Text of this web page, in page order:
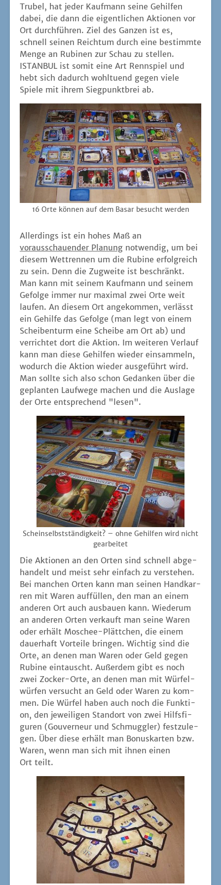
Tru­bel, hat jeder Kauf­mann sei­ne Gehil­fen
dabei, die dann die eigent­li­chen Aktio­nen vor
Ort durch­füh­ren. Ziel des Gan­zen ist es,
schnell sei­nen Reich­tum durch eine bestimm­te
Men­ge an Rubi­nen zur Schau zu stel­len.
ISTANBUL ist somit eine Art Renn­spiel und
hebt sich dadurch wohl­tu­end gegen vie­le
Spie­le mit ihrem Sieg­punkt­brei ab.
16 Orte kön­nen auf dem Basar besucht werden
Aller­dings ist ein hohes Maß an
vor­aus­schau­en­der Pla­nung not­wen­dig, um bei
die­sem Wett­ren­nen um die Rubi­ne erfolg­reich
zu sein. Denn die Zug­wei­te ist beschränkt.
Man kann mit sei­nem Kauf­mann und sei­nem
Gefol­ge immer nur maxi­mal zwei Orte weit
lau­fen. An die­sem Ort ange­kom­men, ver­lässt
ein Gehil­fe das Gefol­ge (man legt von einem
Schei­ben­turm eine Schei­be am Ort ab) und
ver­rich­tet dort die Akti­on. Im wei­te­ren Ver­lauf
kann man die­se Gehil­fen wie­der ein­sam­meln,
wodurch die Akti­on wie­der aus­ge­führt wird.
Man soll­te sich also schon Gedan­ken über die
geplan­ten Lauf­we­ge machen und die Aus­la­ge
der Orte ent­spre­chend "lesen".
Schein­selbst­stän­dig­keit? – ohne Gehil­fen wird nicht
gearbeitet
Die Aktio­nen an den Orten sind schnell abge­
han­delt und meist sehr ein­fach zu ver­ste­hen.
Bei man­chen Orten kann man sei­nen Hand­kar­
ren mit Waren auf­fül­len, den man an einem
ande­ren Ort auch aus­bau­en kann. Wie­der­um
an ande­ren Orten ver­kauft man sei­ne Waren
oder erhält Moschee-Plätt­chen, die einem
dau­er­haft Vor­tei­le brin­gen. Wich­tig sind die
Orte, an denen man Waren oder Geld gegen
Rubi­ne ein­tauscht. Außer­dem gibt es noch
zwei Zocker-Orte, an denen man mit Wür­fel­
wür­fen ver­sucht an Geld oder Waren zu kom­
men. Die Wür­fel haben auch noch die Funk­ti­
on, den jewei­li­gen Stand­ort von zwei Hilfs­fi­
gu­ren (Gou­ver­neur und Schmugg­ler) fest­zu­le­
gen. Über die­se erhält man Bonus­kar­ten bzw.
Waren, wenn man sich mit ihnen einen
Ort teilt.